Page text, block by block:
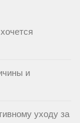
и
уходу за